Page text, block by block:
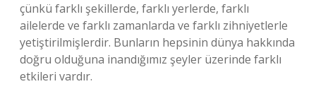
çünkü farklı şekillerde, farklı yerlerde, farklı
ailelerde ve farklı zamanlarda ve farklı zihniyetlerle
yetiştirilmişlerdir. Bunların hepsinin dünya hakkında
doğru olduğuna inandığımız şeyler üzerinde farklı
etkileri vardır.